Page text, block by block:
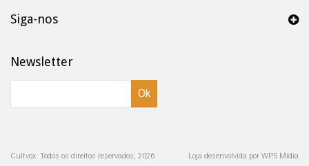
Cultvox. Todos os direitos reservados, 2026 Loja desenvolvida por WP5 Mídia
Siga-nos
Newsletter
Ok